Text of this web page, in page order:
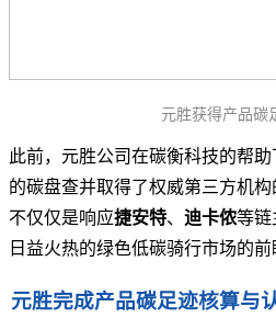
元胜获得产品碳
此前，元胜公司在碳衡科技的帮
的碳盘查并取得了权威第三方机
不仅仅是响应捷安特、 迪卡侬等链
日益火热的绿色低碳骑行市场的前
元胜完成产品碳足迹核算与